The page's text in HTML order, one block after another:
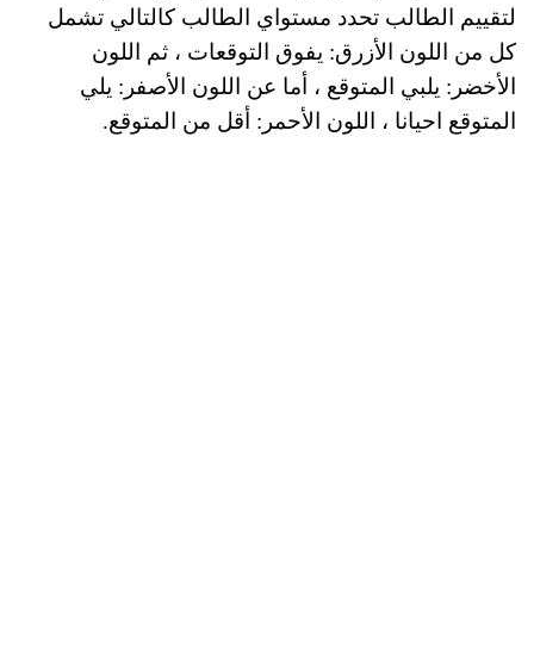
لتقييم الطالب تحدد مستواي الطالب كالتالي تشمل
كل من اللون الأزرق: يفوق التوقعات ، ثم اللون
الأخضر: يلبي المتوقع ، أما عن اللون الأصفر: يلي
المتوقع احيانا ، اللون الأحمر: أقل من المتوقع.